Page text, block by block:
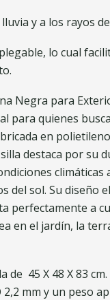
y a los rayos
lo cual
Negra para
para quienes
en
destaca por su
climáticas
del sol. Su diseño
perfectamente a
en el jardín, la
de 45 X 48 X 83 cm.
2,2 mm y un peso